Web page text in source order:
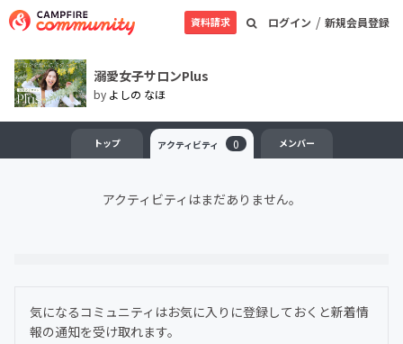
ログイン / 新規会員登録
資料請求
溺愛女子サロンPlus
by よしの なほ
トップ アクティビティ 0 メンバー
アクティビティはまだありません。
気になるコミュニティはお気に入りに登録しておくと新着情
報の通知を受け取れます。